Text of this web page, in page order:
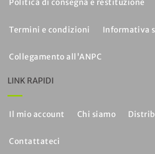
Politica di consegna e restituzione
Termini e condizioni Informativa
Collegamento all'ANPC
LINK RAPIDI
Il mio account Chi siamo
Contattateci